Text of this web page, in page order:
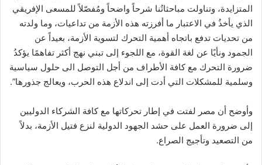
المتزايدة، وتناولت مباحثاتُنا شرحاً واضحاً ومُفصّلاً للمسعى الإفريقي
الذي يأخذُ في الاعتبار ما أفرزته هذه الأزمة من تداعيات، وما ولدته
من تحديات تدفع باتجاه أهمية التحرك لتسوية الأزمة، بعيداً عن
الجمود ونأيًا عن لغة القوة، مع اللجوء إلى تبني نهج أكثر تفاهمًا يؤكدُ
ضرورة التحرك مع كافة الأطراف من أجل التوصل الى حلول سياسية
وسلمية للمشكلات التي أدت إلى اندلاع هذه الحرب، ويعالج جذورها”.
وأوضح أن مصر لفتت في إطار تحركاتها مع كافة الشركاء الدوليين
إلى ضرورة العمل على حشد الجهود الدولية لنزع فتيل الأزمة، بدلاً
من التصعيد وتأجيج الصراع.